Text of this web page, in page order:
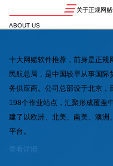
关于正规网
ABOUT US
十大网赌软件推荐，前身是正规
民航总局，是中国较早从事国
务供应商。公司总部设于北京，
198个作业站点，汇聚形成覆盖
建了以欧洲、北美、南美、澳洲
平台。
查看详情